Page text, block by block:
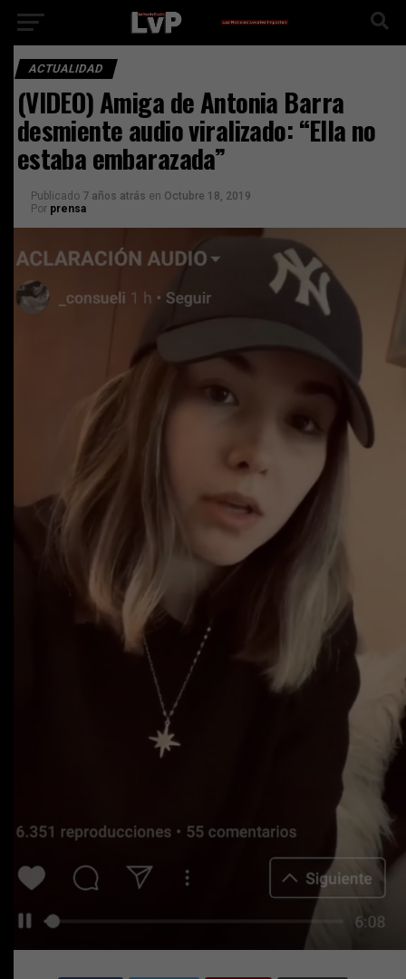
ACTUALIDAD
(VIDEO) Amiga de Antonia Barra
desmiente audio viralizado: “Ella no
estaba embarazada”
Publicado 7 años atrás en Octubre 18, 2019
Por prensa